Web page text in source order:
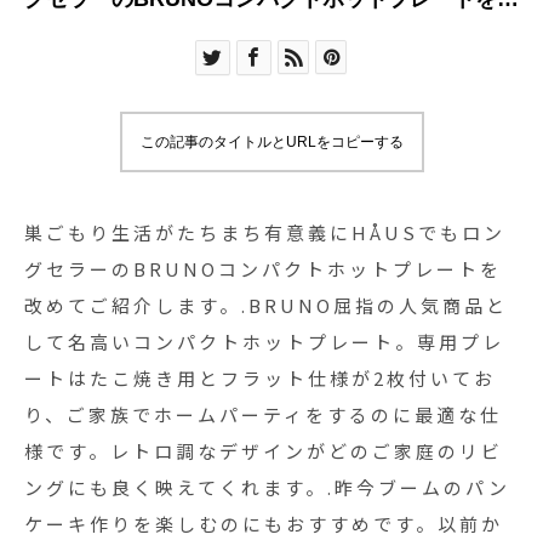
て名高いコンパクトホットプレート。専用プレー
ご家族でホームパーティをするのに最適な仕様で
キ作りを楽しむのにもおすすめです。以前から気
になっていたというお客様、この機会にご家庭に
一台いかがでしょうか。人気色のレッド&ホワイ
時間#stayhome #haus #haus_matsue
#hausmatsue #松江カフェ #島根カフェ #松江旅
行#島根旅行#松江 #島根 #山陰
この記事のタイトルとURLをコピーする
巣ごもり生活がたちまち有意義にHÅUSでもロン
グセラーのBRUNOコンパクトホットプレートを
改めてご紹介します。.BRUNO屈指の人気商品と
して名高いコンパクトホットプレート。専用プレ
ートはたこ焼き用とフラット仕様が2枚付いてお
り、ご家族でホームパーティをするのに最適な仕
様です。レトロ調なデザインがどのご家庭のリビ
ングにも良く映えてくれます。.昨今ブームのパン
ケーキ作りを楽しむのにもおすすめです。以前か